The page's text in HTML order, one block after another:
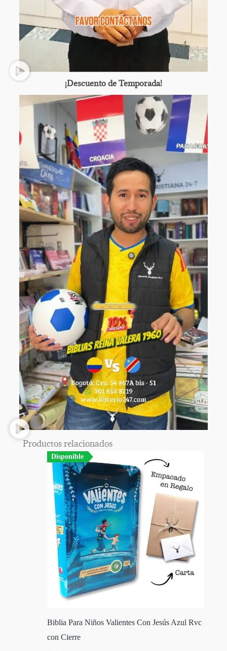
¡Descuento de Temporada!
Productos relacionados
Disponible
Biblia Para Niños Valientes Con Jesús Azul Rvc
con Cierre